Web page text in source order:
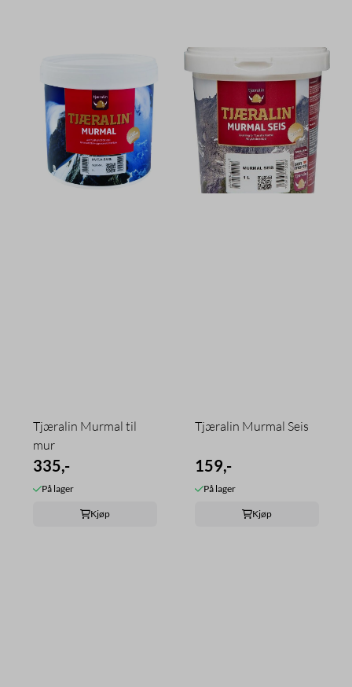
Tjæralin Murmal til
mur
335,-
På lager
Kjøp
Tjæralin Murmal Seis
159,-
På lager
Kjøp